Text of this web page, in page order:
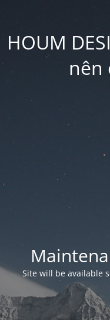
HOUM
nên
Site will be available